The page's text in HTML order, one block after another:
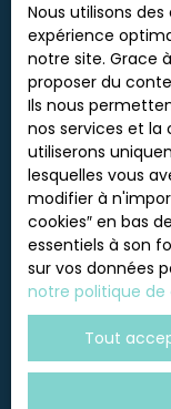
Nous utilisons
expérience
notre site. Grace
proposer du
Ils nous
nos services et la
utiliserons
lesquelles vous
modifier à
cookies″ en bas
essentiels à son
sur vos données
notre politique
Tout